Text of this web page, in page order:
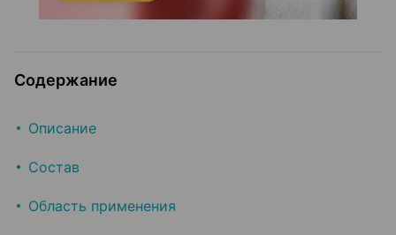
Содержание
Описание
Состав
Область применения